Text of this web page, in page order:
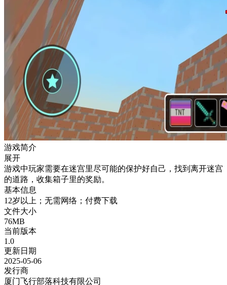
游戏简介
展开
游戏中玩家需要在迷宫里尽可能的保护好自己，找到离开迷宫
的道路，收集箱子里的奖励。
基本信息
12岁以上；无需网络；付费下载
文件大小
76MB
当前版本
1.0
更新日期
2025-05-06
发行商
厦门飞行部落科技有限公司